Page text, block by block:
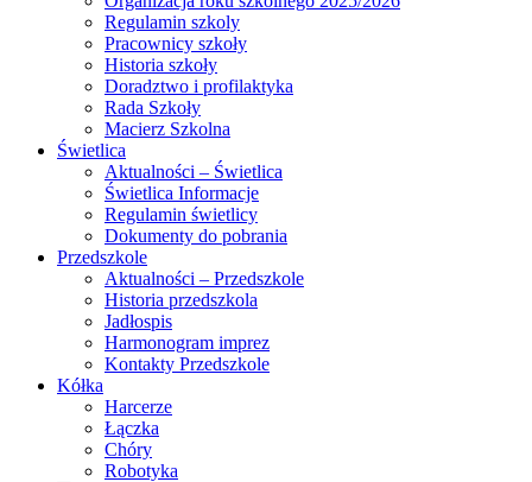
Regulamin szkoly
Pracownicy szkoły
Historia szkoły
Doradztwo i profilaktyka
Rada Szkoły
Macierz Szkolna
Świetlica
Aktualności – Świetlica
Świetlica Informacje
Regulamin świetlicy
Dokumenty do pobrania
Przedszkole
Aktualności – Przedszkole
Historia przedszkola
Jadłospis
Harmonogram imprez
Kontakty Przedszkole
Kółka
Harcerze
Łączka
Chóry
Robotyka